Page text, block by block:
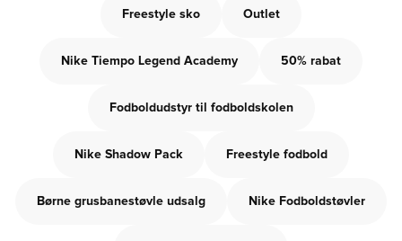
Freestyle sko Outlet
Nike Tiempo Legend Academy 50% rabat
Fodboldudstyr til fodboldskolen
Nike Shadow Pack Freestyle fodbold
Børne grusbanestøvle udsalg Nike Fodboldstøvler